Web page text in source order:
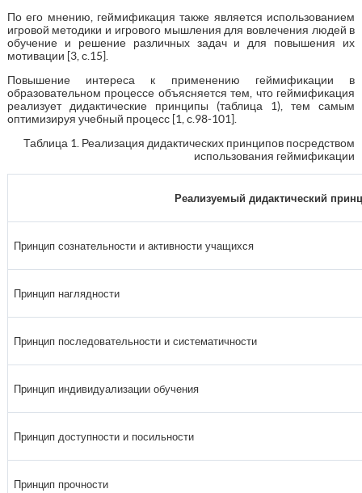
По его мнению, геймификация также является использованием
игровой методики и игрового мышления для вовлечения людей в
обучение и решение различных задач и для повышения их
мотивации [3, с.15].
Повышение интереса к применению геймификации в
образовательном процессе объясняется тем, что геймификация
реализует дидактические принципы (таблица 1), тем самым
оптимизируя учебный процесс [1, с.98-101].
Таблица 1. Реализация дидактических принципов посредством
использования геймификации
Реализуемый дидактический
Принцип сознательности и активности учащихся
Принцип наглядности
Принцип последовательности и систематичности
Принцип индивидуализации обучения
Принцип доступности и посильности
Принцип прочности